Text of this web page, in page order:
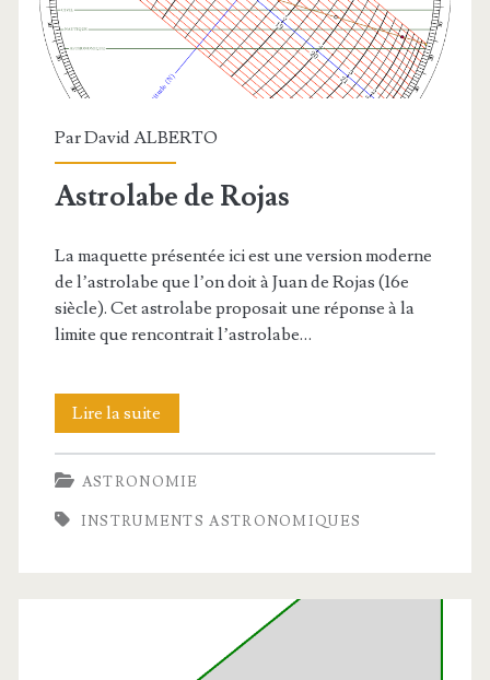
ParDavid ALBERTO
Astrolabe de Rojas
La maquette présentée ici est une version moderne
de l’astrolabe que l’on doit à Juan de Rojas (16e
siècle). Cet astrolabe proposait une réponse à la
limite que rencontrait l’astrolabe…
Lire la suite
de
Rojas
ASTRONOMIE
INSTRUMENTS ASTRONOMIQUES